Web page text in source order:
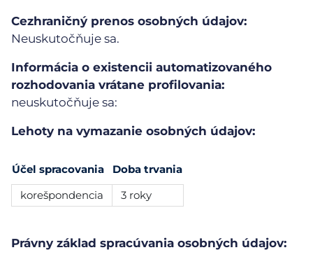
Cezhraničný prenos osobných údajov:
Neuskutočňuje sa.
Informácia o existencii automatizovaného
rozhodovania vrátane profilovania:
neuskutočňuje sa:
Lehoty na vymazanie osobných údajov:
Účel spracovania
Doba trvania
korešpondencia
3 roky
Právny základ spracúvania osobných údajov: